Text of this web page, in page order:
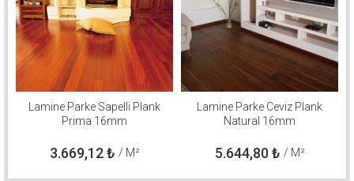
Lamine Parke Sapelli Plank
Prima 16mm
3.669,12₺ / M²
Lamine Parke Ceviz Plank
Natural 16mm
5.644,80₺ / M²